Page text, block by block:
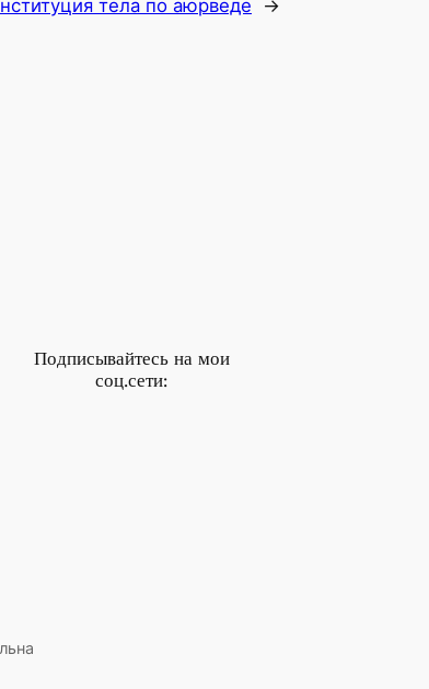
тела по аюрведе →
Подписывайтесь на мои
соц.сети: